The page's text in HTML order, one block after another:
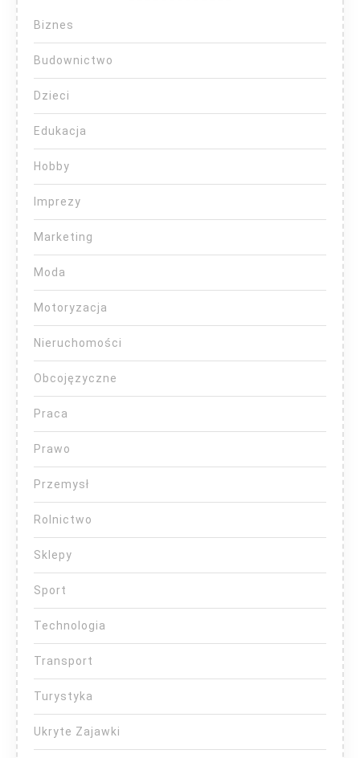
Biznes
Budownictwo
Dzieci
Edukacja
Hobby
Imprezy
Marketing
Moda
Motoryzacja
Nieruchomości
Obcojęzyczne
Praca
Prawo
Przemysł
Rolnictwo
Sklepy
Sport
Technologia
Transport
Turystyka
Ukryte Zajawki